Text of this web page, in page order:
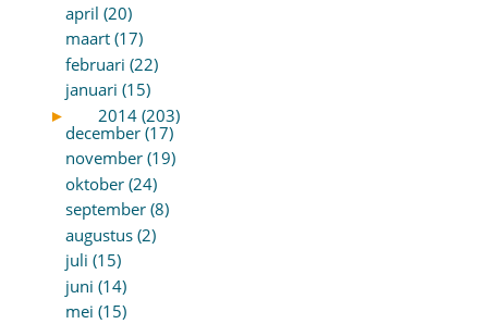
april (20)
maart (17)
februari (22)
januari (15)
►
2014 (203)
december (17)
november (19)
oktober (24)
september (8)
augustus (2)
juli (15)
juni (14)
mei (15)